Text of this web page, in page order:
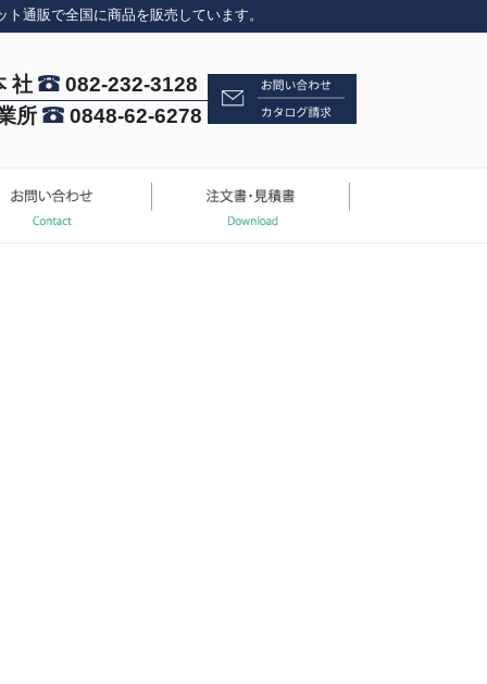
通販で全国に商品を販売しています。
社
082-232-3128
所
0848-62-6278